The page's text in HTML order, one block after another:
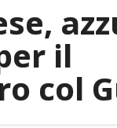
il
col